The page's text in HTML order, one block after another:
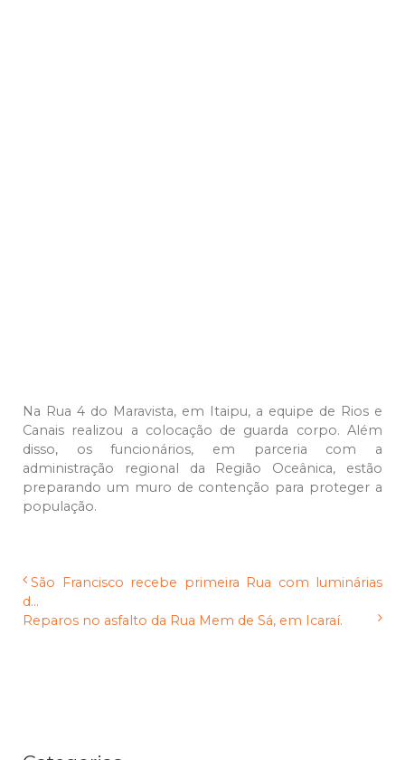
Na Rua 4 do Maravista, em Itaipu, a equipe de Rios e
Canais realizou a colocação de guarda corpo. Além
disso, os funcionários, em parceria com a
administração regional da Região Oceânica, estão
preparando um muro de contenção para proteger a
população.
São Francisco recebe primeira Rua com luminárias
d...
Reparos no asfalto da Rua Mem de Sá, em Icaraí.